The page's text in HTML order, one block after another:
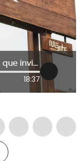
Los senderos ecológicos que invitan a redescubrir la riqueza natural de Bogotá
18:37